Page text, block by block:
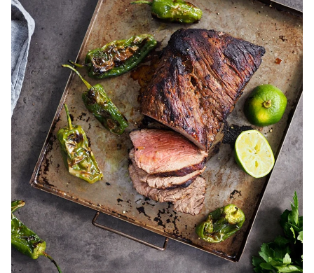
70,00 kr
Benbuljong av nöt
69,00 kr
Visa produkt
Bibröd
214,00 kr
Visa produkt